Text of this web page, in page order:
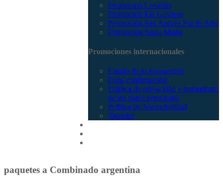
Promocion Coveñas
Promoción Eje Cafetero
Promoción San Andrés Fin de Año
Promoción Santa Marta
Promociones internacionales
Estado de tu transacción
Pago confirmación
Política de privacidad y tratamiento
de los datos personales
Política de Sostenibilidad
Tiquetes
paquetes a Combinado argentina